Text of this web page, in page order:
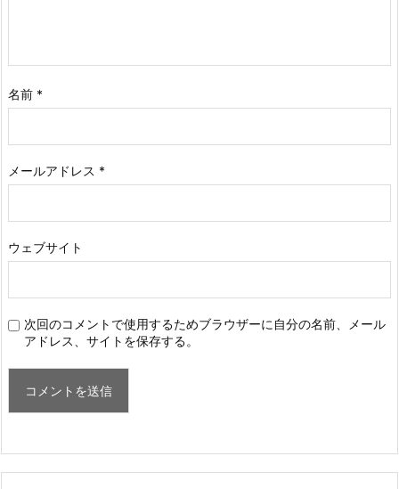
名前 *
メールアドレス *
ウェブサイト
次回のコメントで使用するためブラウザーに自分の名前、メール
アドレス、サイトを保存する。